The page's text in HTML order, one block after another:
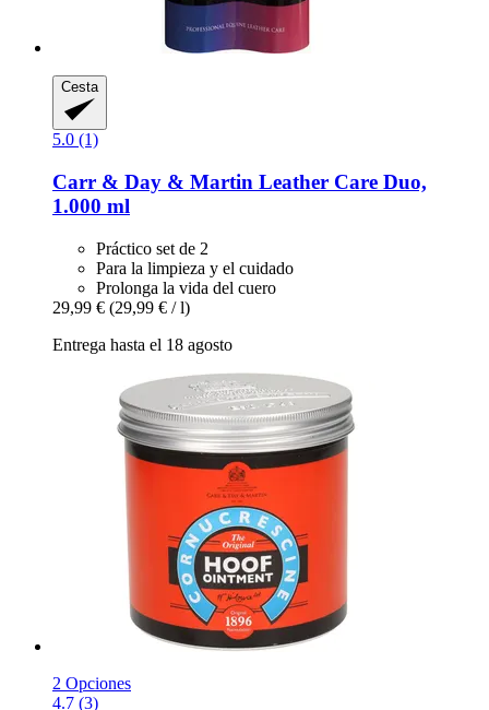
Cesta
5.0 (1)
Carr & Day & Martin Leather Care Duo,
1.000 ml
Práctico set de 2
Para la limpieza y el cuidado
Prolonga la vida del cuero
29,99 € (29,99 € / l)
Entrega hasta el 18 agosto
2 Opciones
4.7 (3)